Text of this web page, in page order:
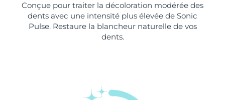
Conçue pour traiter la décoloration modérée des
dents avec une intensité plus élevée de Sonic
Pulse. Restaure la blancheur naturelle de vos
dents.
La Réunion Livraison estimée8/14/26